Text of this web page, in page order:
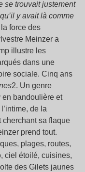
se trouvait justement
y avait là comme
force des
Meinzer a
illustre les
dans une
sociale. Cinq ans
2. Un genre
en bandoulière et
de la
cherchant sa flaque
prend tout.
plages, routes,
ciel étoilé, cuisines,
des Gilets jaunes